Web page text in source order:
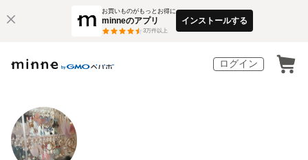
お買いものがもっとお得に
minneのアプリ
3万件以上
インストールする
ログイン